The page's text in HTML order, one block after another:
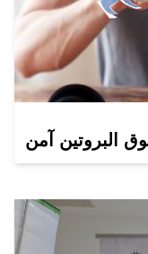
البروتين آمن